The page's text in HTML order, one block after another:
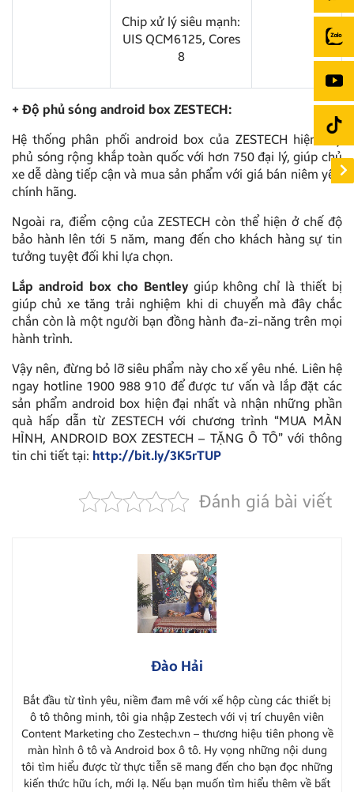
Chip xử lý siêu mạnh:
UIS QCM6125, Cores
8
+ Độ phủ sóng android box ZESTECH:
Hệ thống phân phối android box của ZESTECH hiện nay
phủ sóng rộng khắp toàn quốc với hơn 750 đại lý, giúp chủ
xe dễ dàng tiếp cận và mua sản phẩm với giá bán niêm yết,
chính hãng.
Ngoài ra, điểm cộng của ZESTECH còn thể hiện ở chế độ
bảo hành lên tới 5 năm, mang đến cho khách hàng sự tin
tưởng tuyệt đối khi lựa chọn.
Lắp android box cho Bentleygiúp không chỉ là thiết bị
giúp chủ xe tăng trải nghiệm khi di chuyển mà đây chắc
chắn còn là một người bạn đồng hành đa-zi-năng trên mọi
hành trình.
Vậy nên, đừng bỏ lỡ siêu phẩm này cho xế yêu nhé. Liên hệ
ngay hotline 1900 988 910 để được tư vấn và lắp đặt các
sản phẩm android box hiện đại nhất và nhận những phần
quà hấp dẫn từ ZESTECH với chương trình “MUA MÀN
HÌNH, ANDROID BOX ZESTECH – TẶNG Ô TÔ” với thông
tin chi tiết tại: http://bit.ly/3K5rTUP
Đánh giá bài viết
Đào Hải
Bắt đầu từ tình yêu, niềm đam mê với xế hộp cùng các thiết bị
ô tô thông minh, tôi gia nhập Zestech với vị trí chuyên viên
Content Marketing cho Zestech.vn – thương hiệu tiên phong về
màn hình ô tô và Android box ô tô. Hy vọng những nội dung
tôi tìm hiểu được từ thực tiễn sẽ mang đến cho bạn đọc những
kiến thức hữu ích, mới lạ. Nếu bạn muốn tìm hiểu thêm về bất